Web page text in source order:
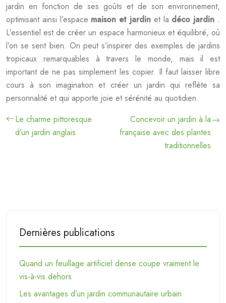
jardin en fonction de ses goûts et de son environnement,
optimisant ainsi l’espace maison et jardin et la déco jardin .
L’essentiel est de créer un espace harmonieux et équilibré, où
l’on se sent bien. On peut s’inspirer des exemples de jardins
tropicaux remarquables à travers le monde, mais il est
important de ne pas simplement les copier. Il faut laisser libre
cours à son imagination et créer un jardin qui reflète sa
personnalité et qui apporte joie et sérénité au quotidien.
Le charme pittoresque
d’un jardin anglais
Concevoir un jardin à la
française avec des plantes
traditionnelles
Dernières publications
Quand un feuillage artificiel dense coupe vraiment le
vis-à-vis dehors
Les avantages d’un jardin communautaire urbain